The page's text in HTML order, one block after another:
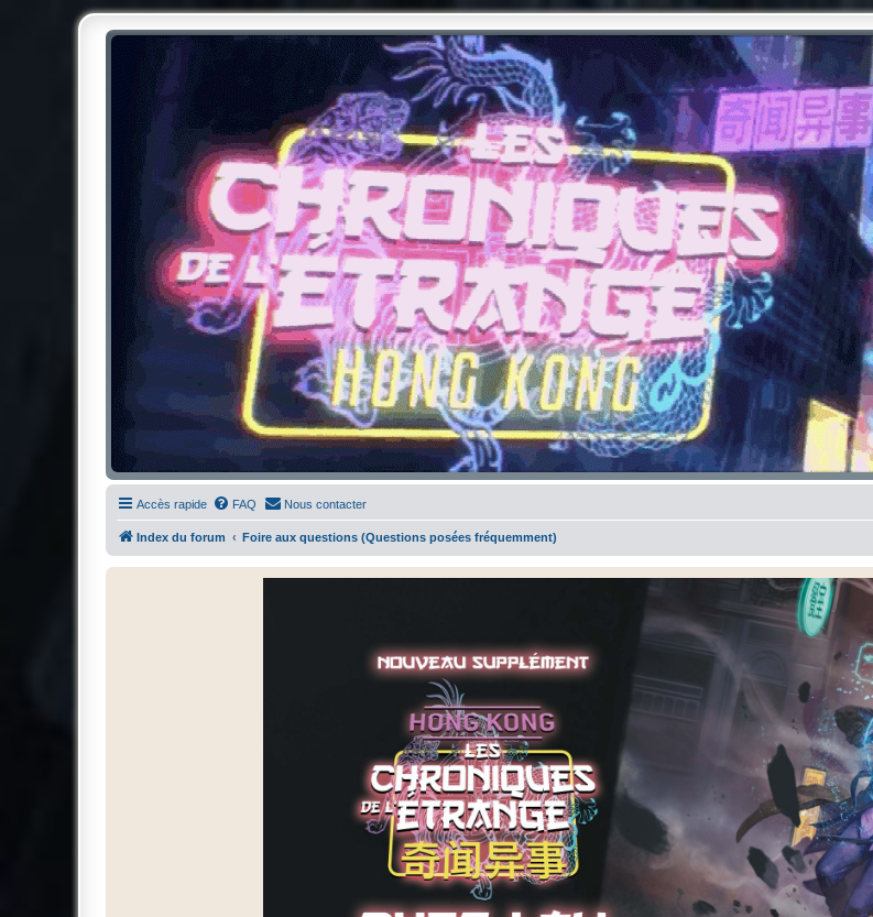
Chroniques de l'Étrange NO
Pour les amateurs des Chroniques de l'Étrange
Accès rapide FAQ Nous contacter
Index du forum Foire aux questions (Questions posées fréquemment)